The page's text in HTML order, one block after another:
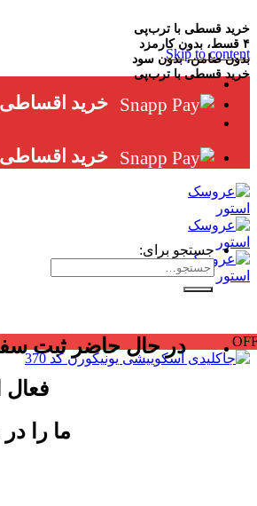
خرید قسطی با ترب‌پی
۴ قسط، بدون کارمزد
بدون ضامن، بدون سود
خرید قسطی با ترب‌پی
Skip to content
خرید
خرید
در حال حاضر ثبت
ما را
جستجو برای: